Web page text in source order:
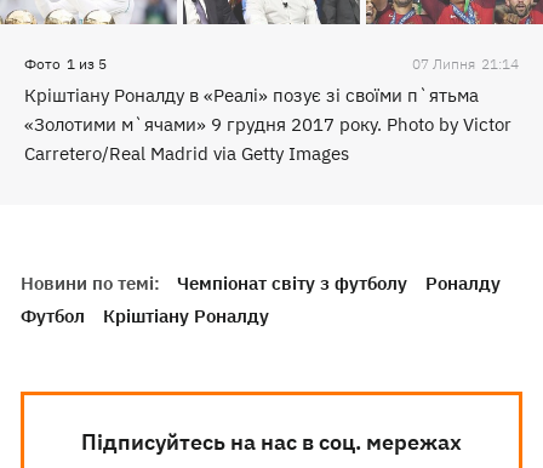
Фото 1 из 5 07 Липня 21:14
Кріштіану Роналду в «Реалі» позує зі своїми п`ятьма
«Золотими м`ячами» 9 грудня 2017 року. Photo by Victor
Carretero/Real Madrid via Getty Images
Новини по темі: Чемпіонат світу з футболу
Роналду
Футбол
Кріштіану Роналду
Підписуйтесь на нас в соц. мережах